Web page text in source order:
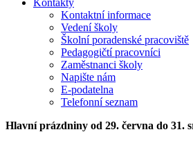
Kontakty
Kontaktní informace
Vedení školy
Školní poradenské pracoviště
Pedagogičtí pracovníci
Zaměstnanci školy
Napište nám
E-podatelna
Telefonní seznam
Hlavní prázdniny od 29. června do 31.